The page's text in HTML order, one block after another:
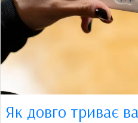
Як довго триває